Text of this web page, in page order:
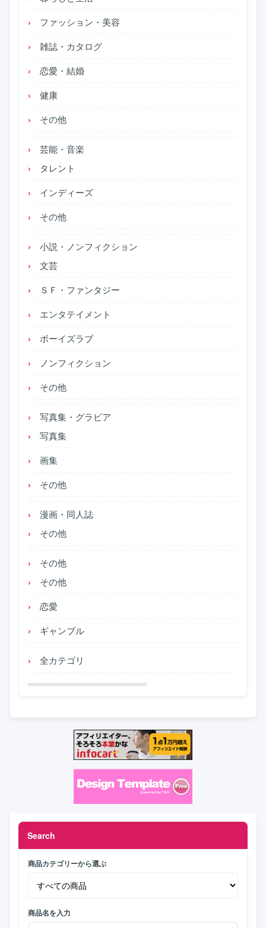
ファッション・美容
雑誌・カタログ
恋愛・結婚
健康
その他
芸能・音楽
タレント
インディーズ
その他
小説・ノンフィクション
文芸
ＳＦ・ファンタジー
エンタテイメント
ボーイズラブ
ノンフィクション
その他
写真集・グラビア
写真集
画集
その他
漫画・同人誌
その他
その他
その他
恋愛
ギャンブル
全カテゴリ
Search
商品カテゴリーから選ぶ
商品名を入力